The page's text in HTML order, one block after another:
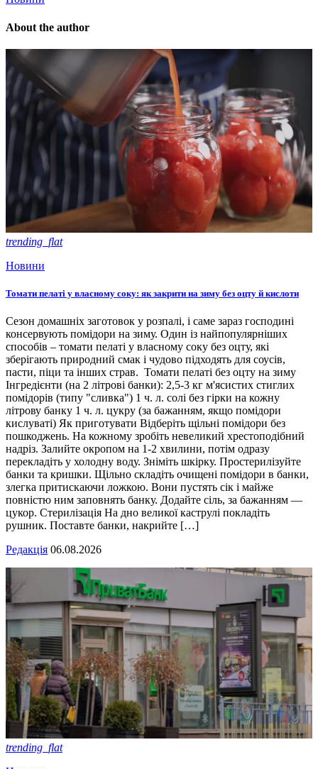
About the author
trending_flat
Новини
Томати пелаті у власному соку: як закрити на зиму без оцту й кислоти
Сезон домашніх заготовок у розпалі, і саме зараз господині
консервують помідори на зиму. Один із найпопулярніших
способів – томати пелаті у власному соку без оцту, які
зберігають природний смак і чудово підходять для соусів,
пасти, піци та інших страв. Томати пелаті без оцту на зиму
Інгредієнти (на 2 літрові банки): 2,5-3 кг м'ясистих стиглих
помідорів (типу "сливка") 1 ч. л. солі без гірки на кожну
літрову банку 1 ч. л. цукру (за бажанням, якщо помідори
кислуваті) Як приготувати Відберіть щільні помідори без
пошкоджень. На кожному зробіть невеликий хрестоподібний
надріз. Залийте окропом на 1-2 хвилини, потім одразу
перекладіть у холодну воду. Зніміть шкірку. Простерилізуйте
банки та кришки. Щільно складіть очищені помідори в банки,
злегка притискаючи ложкою. Вони пустять сік і майже
повністю ним заповнять банку. Додайте сіль, за бажанням —
цукор. Стерилізація На дно великої каструлі покладіть
рушник. Поставте банки, накрийте […]
Редакція 06.08.2026
trending_flat